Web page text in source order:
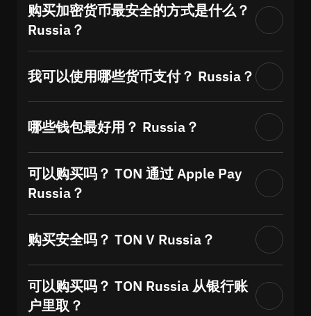
购买加密货币最安全的方式是什么？
Russia？
我可以使用哪些货币支付？ Russia？
哪些钱包最好用？ Russia？
可以购买吗？ TON 通过 Apple Pay
Russia？
购买安全吗？ TON V Russia？
可以购买吗？ TON Russia 从银行账
户里取？